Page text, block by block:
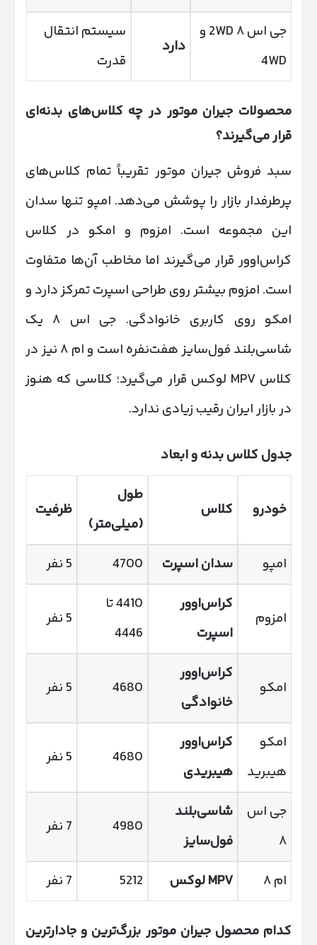
جی اس ۸ 2WD و
4WD
دارد
سیستم انتقال
قدرت
محصولات جیران موتور در چه کلاس‌های بدنه‌ای
قرار می‌گیرند؟
سبد فروش جیران موتور تقریباً تمام کلاس‌های
پرطرفدار بازار را پوشش می‌دهد. امپو تنها سدان
این مجموعه است. امزوم و امکو در کلاس
کراس‌اوور قرار می‌گیرند اما مخاطب آن‌ها متفاوت
است. امزوم بیشتر روی طراحی اسپرت تمرکز دارد و
امکو روی کاربری خانوادگی. جی اس ۸ یک
شاسی‌بلند فول‌سایز هفت‌نفره است و ام ۸ نیز در
کلاس MPV لوکس قرار می‌گیرد؛ کلاسی که هنوز
در بازار ایران رقیب زیادی ندارد.
جدول کلاس بدنه و ابعاد
خودرو کلاس
طول
(میلی‌متر)
ظرفیت
امپو سدان اسپرت 4700 5 نفر
امزوم
کراس‌اوور
اسپرت
4410 تا
4446
5 نفر
امکو
کراس‌اوور
خانوادگی
4680 5 نفر
امکو
هیبرید
کراس‌اوور
هیبریدی
4680 5 نفر
جی اس
۸
شاسی‌بلند
فول‌سایز
4980 7 نفر
ام ۸ MPVلوکس 5212 7 نفر
کدام محصول جیران موتور بزرگ‌ترین و جادارترین